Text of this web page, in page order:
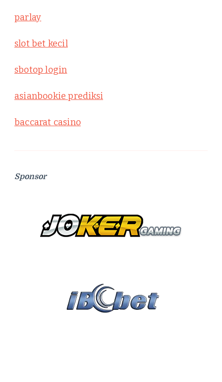
parlay
slot bet kecil
sbotop login
asianbookie prediksi
baccarat casino
Sponsor